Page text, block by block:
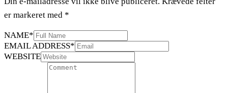
er markeret med *
NAME*
EMAIL ADDRESS*
WEBSITE